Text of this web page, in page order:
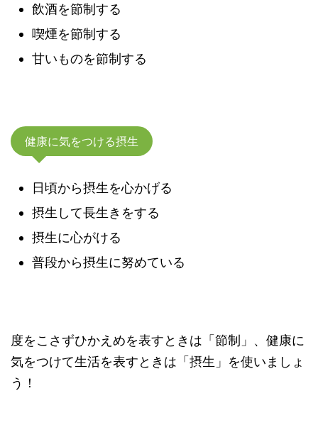
飲酒を節制する
喫煙を節制する
甘いものを節制する
健康に気をつける摂生
日頃から摂生を心かげる
摂生して長生きをする
摂生に心がける
普段から摂生に努めている
度をこさずひかえめを表すときは「節制」、健康に
気をつけて生活を表すときは「摂生」を使いましょ
う！